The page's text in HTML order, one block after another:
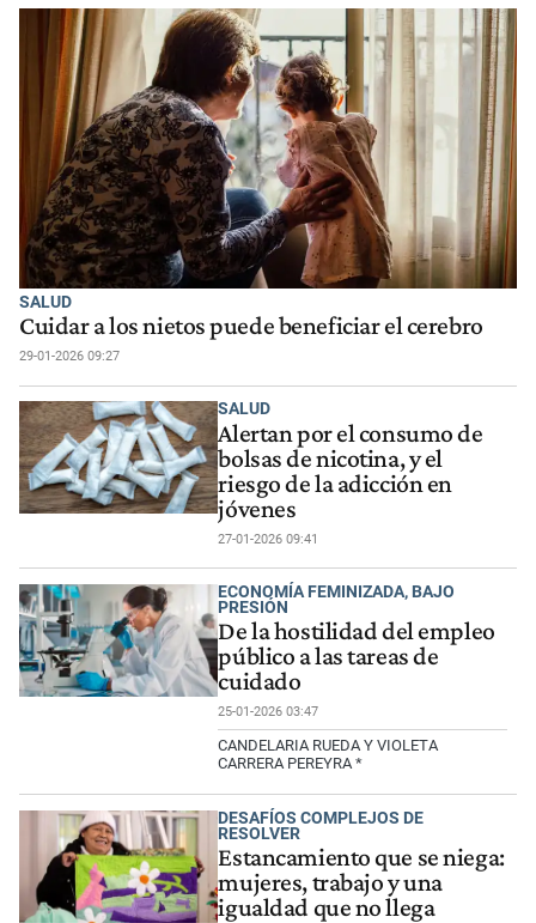
SALUD
Cuidar a los nietos puede beneficiar el cerebro
29-01-2026 09:27
SALUD
Alertan por el consumo de
bolsas de nicotina, y el
riesgo de la adicción en
jóvenes
27-01-2026 09:41
ECONOMÍA FEMINIZADA, BAJO
PRESIÓN
De la hostilidad del empleo
público a las tareas de
cuidado
25-01-2026 03:47
CANDELARIA RUEDA Y VIOLETA
CARRERA PEREYRA *
DESAFÍOS COMPLEJOS DE
RESOLVER
Estancamiento que se niega:
mujeres, trabajo y una
igualdad que no llega